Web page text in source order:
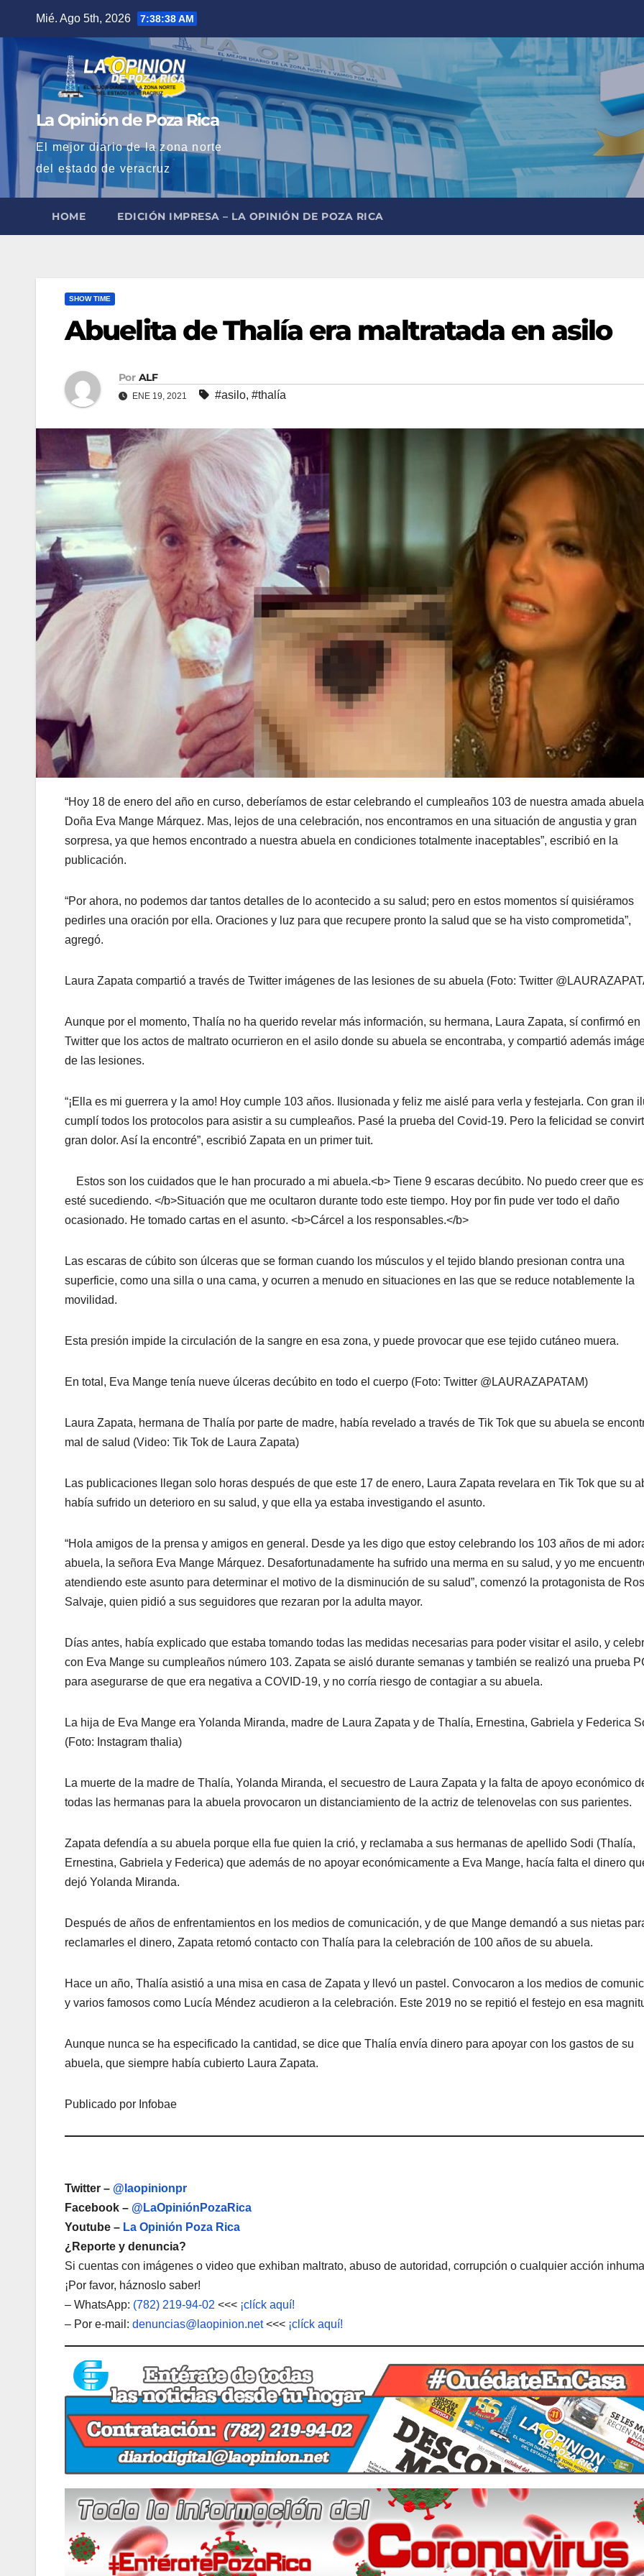
contenido
Mié. Ago 5th, 2026 7:38:39 AM
La Opinión de Poza Rica
El mejor diario de la zona norte
del estado de veracruz
HOME EDICIÓN IMPRESA – LA OPINIÓN DE POZA RICA
SHOW TIME
Abuelita de Thalía era maltratada en asilo
Por ALF
ENE 19, 2021 #asilo, #thalía
“Hoy 18 de enero del año en curso, deberíamos de estar celebrando el cumpleaños 103 de nuestra amada
Doña Eva Mange Márquez. Mas, lejos de una celebración, nos encontramos en una situación de angustia y gran
sorpresa, ya que hemos encontrado a nuestra abuela en condiciones totalmente inaceptables”, escribió en la
publicación.
“Por ahora, no podemos dar tantos detalles de lo acontecido a su salud; pero en estos momentos sí quisiéramos
pedirles una oración por ella. Oraciones y luz para que recupere pronto la salud que se ha visto comprometida”,
agregó.
Laura Zapata compartió a través de Twitter imágenes de las lesiones de su abuela (Foto: Twitter
Aunque por el momento, Thalía no ha querido revelar más información, su hermana, Laura Zapata, sí confirmó en
Twitter que los actos de maltrato ocurrieron en el asilo donde su abuela se encontraba, y compartió además
de las lesiones.
“¡Ella es mi guerrera y la amo! Hoy cumple 103 años. Ilusionada y feliz me aislé para verla y festejarla. Con gran
cumplí todos los protocolos para asistir a su cumpleaños. Pasé la prueba del Covid-19. Pero la felicidad se
gran dolor. Así la encontré”, escribió Zapata en un primer tuit.
Estos son los cuidados que le han procurado a mi abuela.<b> Tiene 9 escaras decúbito. No puedo creer que
esté sucediendo. </b>Situación que me ocultaron durante todo este tiempo. Hoy por fin pude ver todo el daño
ocasionado. He tomado cartas en el asunto. <b>Cárcel a los responsables.</b>
Las escaras de cúbito son úlceras que se forman cuando los músculos y el tejido blando presionan contra una
superficie, como una silla o una cama, y ocurren a menudo en situaciones en las que se reduce notablemente la
movilidad.
Esta presión impide la circulación de la sangre en esa zona, y puede provocar que ese tejido cutáneo muera.
En total, Eva Mange tenía nueve úlceras decúbito en todo el cuerpo (Foto: Twitter @LAURAZAPATAM)
Laura Zapata, hermana de Thalía por parte de madre, había revelado a través de Tik Tok que su abuela se
mal de salud (Video: Tik Tok de Laura Zapata)
Las publicaciones llegan solo horas después de que este 17 de enero, Laura Zapata revelara en Tik Tok que su
había sufrido un deterioro en su salud, y que ella ya estaba investigando el asunto.
“Hola amigos de la prensa y amigos en general. Desde ya les digo que estoy celebrando los 103 años de mi
abuela, la señora Eva Mange Márquez. Desafortunadamente ha sufrido una merma en su salud, y yo me
atendiendo este asunto para determinar el motivo de la disminución de su salud”, comenzó la protagonista de
Salvaje, quien pidió a sus seguidores que rezaran por la adulta mayor.
Días antes, había explicado que estaba tomando todas las medidas necesarias para poder visitar el asilo, y
con Eva Mange su cumpleaños número 103. Zapata se aisló durante semanas y también se realizó una prueba
para asegurarse de que era negativa a COVID-19, y no corría riesgo de contagiar a su abuela.
La hija de Eva Mange era Yolanda Miranda, madre de Laura Zapata y de Thalía, Ernestina, Gabriela y Federica
(Foto: Instagram thalia)
La muerte de la madre de Thalía, Yolanda Miranda, el secuestro de Laura Zapata y la falta de apoyo económico
todas las hermanas para la abuela provocaron un distanciamiento de la actriz de telenovelas con sus parientes.
Zapata defendía a su abuela porque ella fue quien la crió, y reclamaba a sus hermanas de apellido Sodi (Thalía,
Ernestina, Gabriela y Federica) que además de no apoyar económicamente a Eva Mange, hacía falta el dinero
dejó Yolanda Miranda.
Después de años de enfrentamientos en los medios de comunicación, y de que Mange demandó a sus nietas
reclamarles el dinero, Zapata retomó contacto con Thalía para la celebración de 100 años de su abuela.
Hace un año, Thalía asistió a una misa en casa de Zapata y llevó un pastel. Convocaron a los medios de
y varios famosos como Lucía Méndez acudieron a la celebración. Este 2019 no se repitió el festejo en esa
Aunque nunca se ha especificado la cantidad, se dice que Thalía envía dinero para apoyar con los gastos de su
abuela, que siempre había cubierto Laura Zapata.
Publicado por Infobae
Twitter – @laopinionpr
Facebook – @LaOpiniónPozaRica
Youtube – La Opinión Poza Rica
¿Reporte y denuncia?
Si cuentas con imágenes o video que exhiban maltrato, abuso de autoridad, corrupción o cualquier acción
¡Por favor, háznoslo saber!
– WhatsApp: (782) 219-94-02 <<< ¡clíck aquí!
– Por e-mail: denuncias@laopinion.net<<< ¡clíck aquí!